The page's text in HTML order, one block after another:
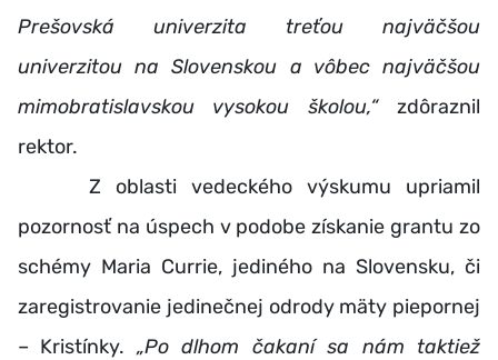
Prešovská univerzita treťou najväčšou
univerzitou na Slovenskou a vôbec najväčšou
mimobratislavskou vysokou školou,“ zdôraznil
rektor.
Z oblasti vedeckého výskumu upriamil
pozornosť na úspech v podobe získanie grantu zo
schémy Maria Currie, jediného na Slovensku, či
zaregistrovanie jedinečnej odrody mäty piepornej
– Kristínky. „Po dlhom čakaní sa nám taktiež